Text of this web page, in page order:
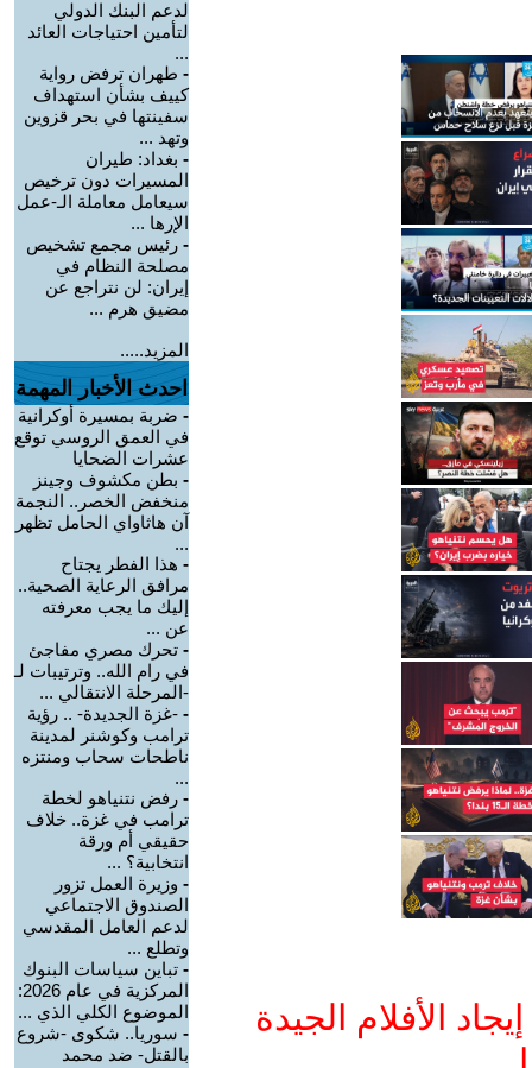
الأفلام الجيدة
لدعم البنك الدولي
لتأمين احتياجات العائد
...
- طهران ترفض رواية
كييف بشأن استهداف
سفينتها في بحر قزوين
وتهد ...
- بغداد: طيران
المسيرات دون ترخيص
سيعامل معاملة الـ-عمل
الإرها ...
- رئيس مجمع تشخيص
مصلحة النظام في
إيران: لن نتراجع عن
مضيق هرم ...
المزيد.....
احدث الأخبار المهمة
- ضربة بمسيرة أوكرانية
في العمق الروسي توقع
عشرات الضحايا
- بطن مكشوف وجينز
منخفض الخصر.. النجمة
آن هاثاواي الحامل تظهر
...
- هذا الفطر يجتاح
مرافق الرعاية الصحية..
إليك ما يجب معرفته
عن ...
- تحرك مصري مفاجئ
في رام الله.. وترتيبات لـ
-المرحلة الانتقالي ...
- -غزة الجديدة- .. رؤية
ترامب وكوشنر لمدينة
ناطحات سحاب ومنتزه
...
- رفض نتنياهو لخطة
ترامب في غزة.. خلاف
حقيقي أم ورقة
انتخابية؟ ...
- وزيرة العمل تزور
الصندوق الاجتماعي
لدعم العامل المقدسي
وتطلع ...
- تباين سياسات البنوك
المركزية في عام 2026:
الموضوع الكلي الذي ...
- سوريا.. شكوى -شروع
بالقتل- ضد محمد